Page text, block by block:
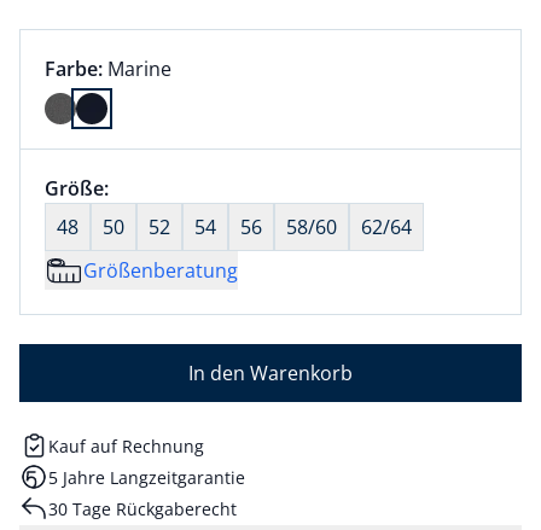
Farbauswahl:
Farbe: aktuell ausgewählt:
Marine
Farbe Marine ausgewählt
Größenauswahl:
Größe:nichts ausgewählt
48
50 52 54 56 58/60
62/64
Größenberatung
In den Warenkorb
Kauf auf Rechnung
5 Jahre Langzeitgarantie
30 Tage Rückgaberecht